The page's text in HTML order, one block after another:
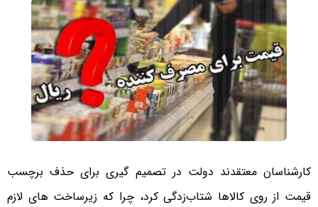
کارشناسان معتقدند دولت در تصمیم گیری برای حذف برچسب
قیمت‌ از روی کالاها شتاب‌زدگی کرد، چرا که زیرساخت های لازم